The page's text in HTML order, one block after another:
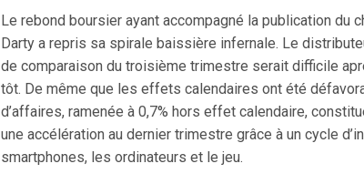
Le rebond boursier ayant accompagné la publication du
Darty a repris sa spirale baissière infernale. Le
de comparaison du troisième trimestre serait difficile
tôt. De même que les effets calendaires ont été
d’affaires, ramenée à 0,7% hors effet calendaire,
une accélération au dernier trimestre grâce à un cycle
smartphones, les ordinateurs et le jeu.